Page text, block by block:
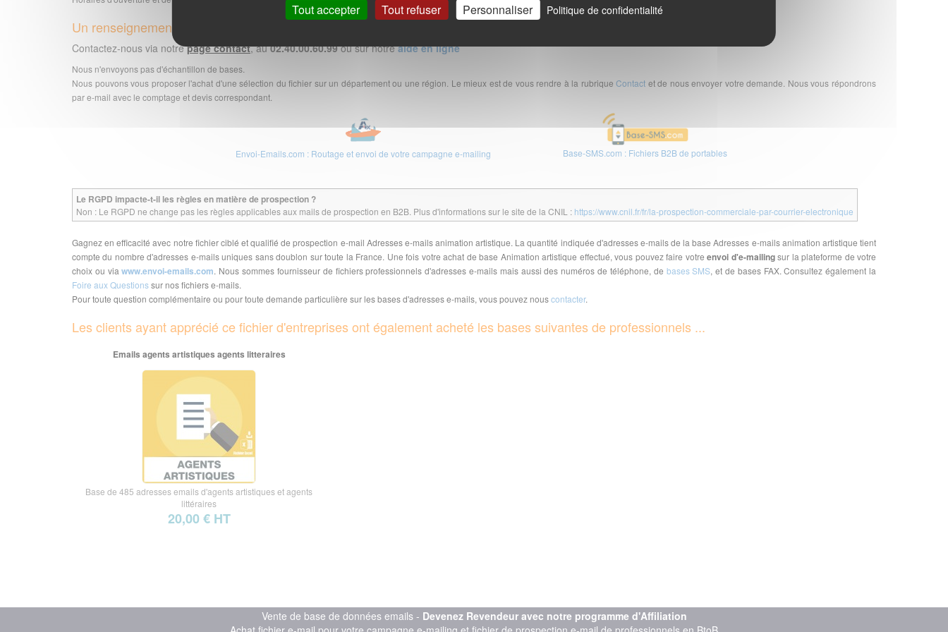
Un renseignement ? Des questions ?
Contactez-nous via notrepage contact, au02.40.00.60.99ou sur notreaide en ligne
Nous n'envoyons pas d'échantillon de bases.
Nous pouvons vous proposer l'achat d'une sélection du fichier sur un département ou une région. Le mieux est de vous rendre à la rubriqueContact et de nous envoyer votre demande. Nous vous répondrons
par e-mail avec le comptage et devis correspondant.
Envoi-Emails.com : Routage et envoi de votre campagne e-mailing Base-SMS.com : Fichiers B2B de portables
Le RGPD impacte-t-il les règles en matière de prospection ?
Non : Le RGPD ne change pas les règles applicables aux mails de prospection en B2B. Plus d'informations sur le site de la CNIL : https://www.cnil.fr/fr/la-prospection-commerciale-par-courrier-electronique
Gagnez en efficacité avec notre fichier ciblé et qualifié de prospection e-mail Adresses e-mails animation artistique. La quantité indiquée d'adresses e-mails de la base Adresses e-mails animation artistique tient
compte du nombre d'adresses e-mails uniques sans doublon sur toute la France. Une fois votre achat de base Animation artistique effectué, vous pouvez faire votreenvoi d'e-mailingsur la plateforme de votre
choix ou viawww.envoi-emails.com. Nous sommes fournisseur de fichiers professionnels d'adresses e-mails mais aussi des numéros de téléphone, de bases SMS, et de bases FAX. Consultez également la
Foire aux Questionssur nos fichiers e-mails.
Pour toute question complémentaire ou pour toute demande particulière sur les bases d'adresses e-mails, vous pouvez nouscontacter.
Les clients ayant apprécié ce fichier d'entreprises ont également acheté les bases suivantes de professionnels ...
Emails agents artistiques agents litteraires
Base de 485 adresses emails d'agents artistiques et agents
littéraires
20,00 € HT
Vente de base de données emails - Devenez Revendeur avec notre programme d'Affiliation
Tout accepter Tout refuser Personnaliser Politique de confidentialité